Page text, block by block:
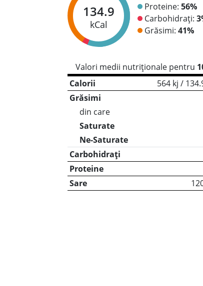
134.9
kCal
Proteine: 56%
Carbohidrați:
Grăsimi: 41%
Valori medii nutriționale pentru
Calorii
564 kj /
Grăsimi
din care
Saturate
Ne-Saturate
Carbohidrați
Proteine
Sare